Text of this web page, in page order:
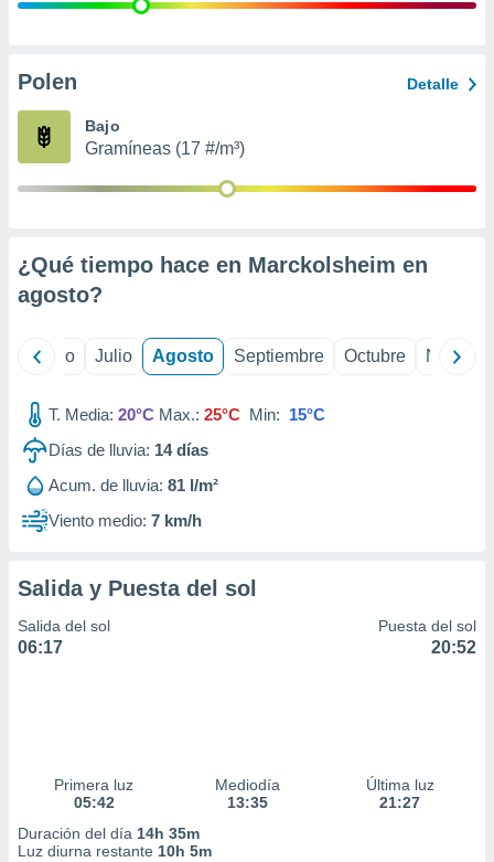
e
publicidad
Polen Detalle
Bajo
Gramíneas (17 #/m³)
¿Qué tiempo hace en Marckolsheim en
agosto?
Junio Julio Agosto Septiembre Octubre
T. Media: 20°C Max.: 25°C Min: 15°C
Días de lluvia: 14días
Acum. de lluvia: 81 l/m²
Viento medio: 7 km/h
Salida y Puesta del sol
Salida del sol
06:17
Puesta del sol
20:52
Primera luz
05:42
Mediodía
13:35
Última luz
21:27
Duración del día 14h 35m
Luz diurna restante 10h 5m